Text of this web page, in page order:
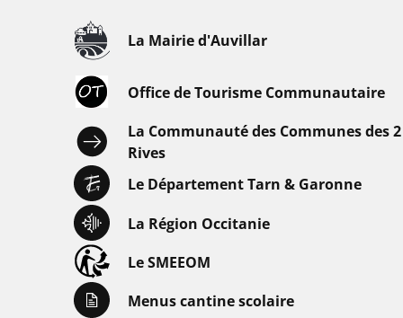
La Mairie d'Auvillar
Office de Tourisme Communautaire
La Communauté des Communes des 2
Rives
Le Département Tarn & Garonne
La Région Occitanie
Le SMEEOM
Menus cantine scolaire